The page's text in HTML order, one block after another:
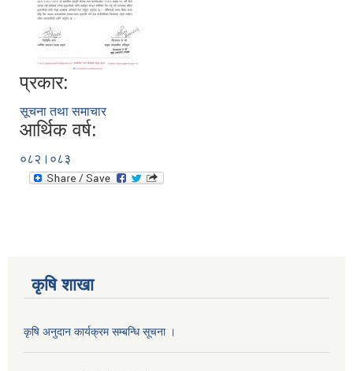
प्रकार:
सूचना तथा समाचार
आर्थिक वर्ष:
०८२।०८३
कृषि शाखा
कृषि अनुदान कार्यक्रम सम्बन्धि सूचना ।